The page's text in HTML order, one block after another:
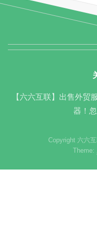
【六六互联】出售外贸
器！
Copyright 六六
Theme: